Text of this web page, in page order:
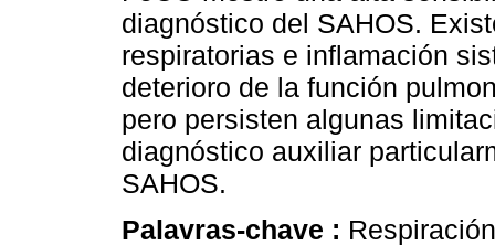
diagnóstico del SAHOS.
respiratorias e inflamación
deterioro de la función
pero persisten algunas
diagnóstico auxiliar
SAHOS.
Palavras-chave :